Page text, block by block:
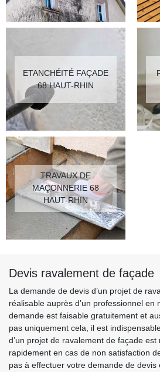
ETANCHÉITÉ FAÇADE
68 HAUT-RHIN
TRAVAUX DE
MAÇONNERIE 68
HAUT-RHIN
Devis ravalement de façade
La demande de devis d’un projet de
réalisable auprès d’un professionnel en
demande est faisable gratuitement et
pas uniquement cela, il est
d’un projet de ravalement de façade
rapidement en cas de non satisfaction
pas à effectuer votre demande de devis